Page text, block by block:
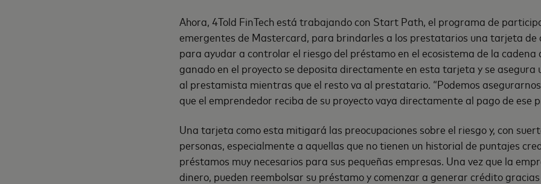
Ahora, 4Told FinTech está trabajando con Start Path, el programa de
emergentes de Mastercard, para brindarles a los prestatarios una tarjeta de
para ayudar a controlar el riesgo del préstamo en el ecosistema de la cadena
ganado en el proyecto se deposita directamente en esta tarjeta y se
al prestamista mientras que el resto va al prestatario. “Podemos
que el emprendedor reciba de su proyecto vaya directamente al pago de ese
Una tarjeta como esta mitigará las preocupaciones sobre el riesgo y, con
personas, especialmente a aquellas que no tienen un historial de puntajes
préstamos muy necesarios para sus pequeñas empresas. Una vez que la
dinero, pueden reembolsar su préstamo y comenzar a generar crédito